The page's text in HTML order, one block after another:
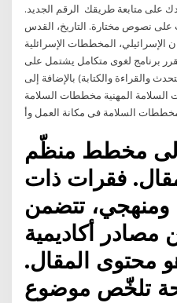
على متابعة طريقك الرقم الجديد.
نصوص مختارة. التاريخ، القدس
الإسرائيلي، المخططات الإسرائلية
برنامج لغوى متكامل يشتمل على
والقراءة والكتابة) بالإضافة إلى
المهنية مخططات السلامة
السلامة فى مكانة العمل وأ
إلى مخطط منظّم
فقرات ذات
تتضمن
مصادر أكاديمية
محتوى المقال.
تلخّص موضوع